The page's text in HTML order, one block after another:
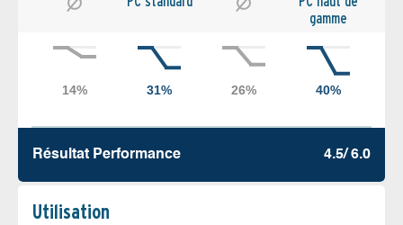
gamme
Résultat Performance 4.5/ 6.0
Utilisation